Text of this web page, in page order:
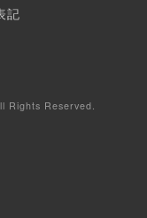
記
Rights Reserved.